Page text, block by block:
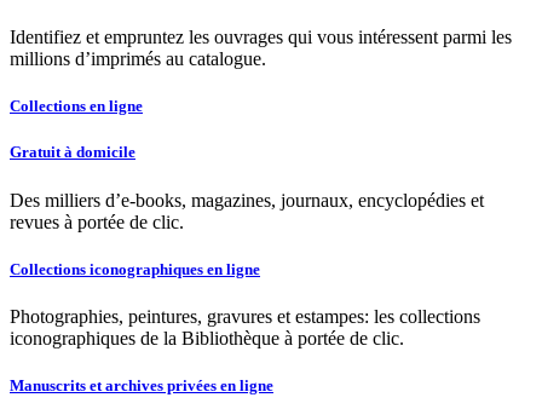
Identifiez et empruntez les ouvrages qui vous intéressent parmi les
millions d’imprimés au catalogue.
Collections en ligne
Gratuit à domicile
Des milliers d’e-books, magazines, journaux, encyclopédies et
revues à portée de clic.
Collections iconographiques en ligne
Photographies, peintures, gravures et estampes: les collections
iconographiques de la Bibliothèque à portée de clic.
Manuscrits et archives privées en ligne